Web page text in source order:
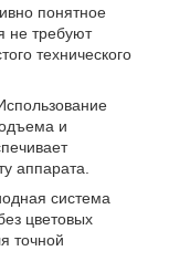
понятное
не требуют
технического
и
аппарата.
система
цветовых
точной